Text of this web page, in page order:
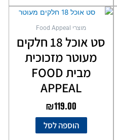
מוצרי Food Appeal
סט אוכל 18 חלקים
מעוטר מזכוכית
מבית FOOD
APPEAL
₪119.00
הוספה לסל